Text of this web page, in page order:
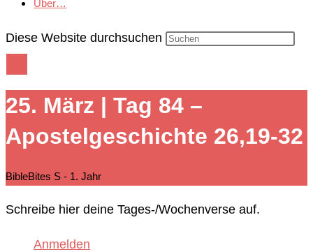
Über…
Diese Website durchsuchen
25. März | Tag 84 –
Apostelgeschichte 26,19-32
BibleBites S - 1. Jahr
Schreibe hier deine Tages-/Wochenverse auf.
Anmelden